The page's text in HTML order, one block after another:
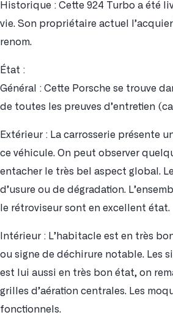
Historique : Cette 924 Turbo a été
vie. Son propriétaire actuel
renom.
État :
Général : Cette Porsche se trouve
de toutes les preuves d’entretien
Extérieur : La carrosserie présente
ce véhicule. On peut observer
entacher le très bel aspect global.
d’usure ou de dégradation.
le rétroviseur sont en excellent état.
Intérieur : L’habitacle est en très
ou signe de déchirure notable. Les
est lui aussi en très bon état, on
grilles d’aération centrales. Les
fonctionnels.